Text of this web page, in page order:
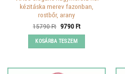
kézitáska merev fazonban,
rostbőr, arany
15790Ft Original
was:
15790 Ft.
9790FtCurrent
KOSÁRBA TESZEM